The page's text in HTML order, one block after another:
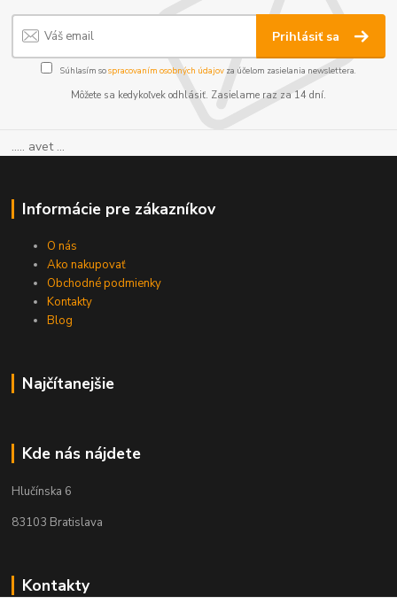
Prihlásiť sa
Súhlasím sospracovaním osobných údajov za účelom zasielania newslettera.
Môžete sa kedykoľvek odhlásiť. Zasielame raz za 14 dní.
..... avet ...
Informácie pre zákazníkov
O nás
Ako nakupovať
Obchodné podmienky
Kontakty
Blog
Najčítanejšie
Kde nás nájdete
Hlučínska 6
83103 Bratislava
Kontakty